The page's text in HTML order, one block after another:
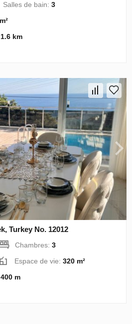
Salles de bain:3
1.6 km
Turkey No. 12012
Chambres:3
Espace de vie:320 m²
400 m